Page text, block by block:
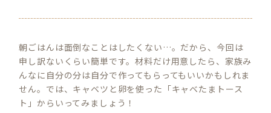
朝ごはんは面倒なことはしたくない…。だから、今回は
申し訳ないくらい簡単です。材料だけ用意したら、家族み
んなに自分の分は自分で作ってもらってもいいかもしれま
せん。では、キャベツと卵を使った「キャベたまトース
ト」からいってみましょう！